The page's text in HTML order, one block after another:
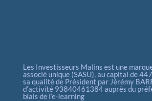
Les Investisseurs Malins est une
associé unique (SASU), au capital de
sa qualité de Président par Jérémy
d’activité 93840461384 auprès du
biais de l’e-learning